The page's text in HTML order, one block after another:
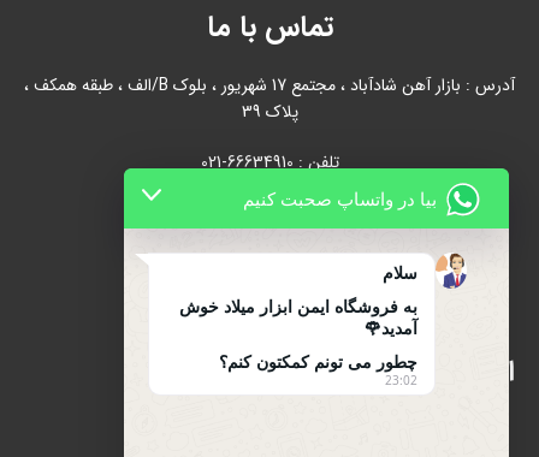
تماس با ما
آدرس : بازار آهن شادآباد ، مجتمع 17 شهریور ، بلوک B/الف ، طبقه همکف ،
پلاک 39
تلفن : 66634910-021
021-66631684
اینماد
بیا در واتساپ صحبت کنیم
سلام
به فروشگاه ایمن ابزار میلاد خوش
آمدید🌹
چطور می تونم کمکتون کنم؟
23:02